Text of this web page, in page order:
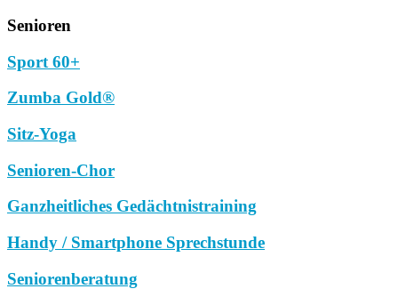
Senioren
Sport 60+
Zumba Gold®
Sitz-Yoga
Senioren-Chor
Ganzheitliches Gedächtnistraining
Handy / Smartphone Sprechstunde
Seniorenberatung